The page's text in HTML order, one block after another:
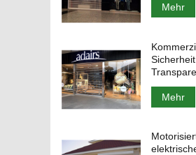
Mehr
Sicherheit
Rolltor
Mehr